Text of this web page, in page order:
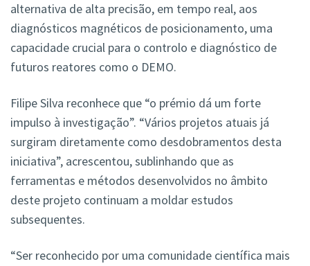
alternativa de alta precisão, em tempo real, aos
diagnósticos magnéticos de posicionamento, uma
capacidade crucial para o controlo e diagnóstico de
futuros reatores como o DEMO.
Filipe Silva reconhece que “o prémio dá um forte
impulso à investigação”. “Vários projetos atuais já
surgiram diretamente como desdobramentos desta
iniciativa”, acrescentou, sublinhando que as
ferramentas e métodos desenvolvidos no âmbito
deste projeto continuam a moldar estudos
subsequentes.
“Ser reconhecido por uma comunidade científica mais